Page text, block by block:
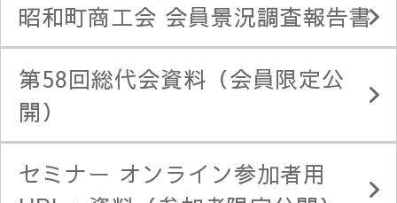
昭和町商工会 会員景況調査報告書
第58回総代会資料（会員限定公
開）
セミナー オンライン参加者用